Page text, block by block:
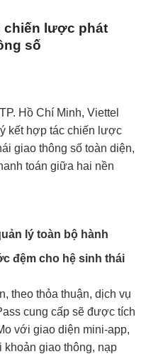
chiến lược phát
số
Hồ Chí Minh, Viettel
kết hợp tác chiến lược
giao thông số toàn diện,
toán giữa hai nền
lý toàn bộ hành
đệm cho hệ sinh thái
theo thỏa thuận, dịch vụ
cung cấp sẽ được tích
với giao diện mini-app,
giao thông, nạp